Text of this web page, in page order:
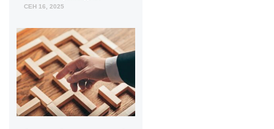
СЕН 16, 2025